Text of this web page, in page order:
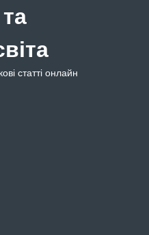
статті онлайн